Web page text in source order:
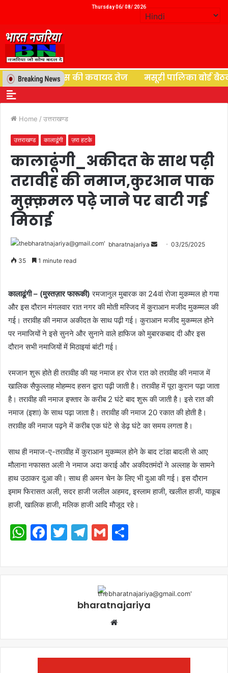
Thursday 06/ 08/ 2026
के पुनर्वास की कवायद तेज मसूरी पालिका बोर्ड बैठक
Home / उत्तराखण्ड
उत्तराखण्ड कालाढूंगी ज़रा हटके
कालाढूंगी_अकीदत के साथ पढ़ी
तरावीह की नमाज,कुरआन पाक
मुक़्क़मल पढ़े जाने पर बाटी गई
मिठाई
bharatnajariya 03/25/2025
35 1 minute read
कालाढूंगी – (मुस्तज़ार फारूकी) रमजानुल मुबारक का 24वां रोजा मुकम्मल हो गया
और इस दौरान मंगलवार रात नगर की मोती मस्जिद में कुराआन मजीद मुकम्मल की
गई। तरावीह की नमाज अकीदत के साथ पढ़ी गई। कुराआन मजीद मुकम्मल होने
पर नमाजियों ने इसे सुनने और सुनाने वाले हाफिज को मुबारकबाद दी और इस
दौरान सभी नमाजियों में मिठाइयां बांटी गई।
रमजान शुरू होते ही तरावीह की यह नमाज हर रोज रात को तरावीह की नमाज में
खालिक सैफुल्लाह मोहम्मद हसन द्वारा पढ़ी जाती है। तरावीह में पूरा कुरान पढ़ा जाता
है। तरावीह की नमाज इफ्तार के करीब 2 घंटे बाद शुरू की जाती है। इसे रात की
नमाज (इशा) के साथ पढ़ा जाता है। तरावीह की नमाज 20 रकात की होती है।
तरावीह की नमाज पढ़ने में करीब एक घंटे से डेढ़ घंटे का समय लगता है।
साथ ही नमाज-ए-तरावीह में कुराआन मुकम्मल होने के बाद टांडा बादली से आए
मौलाना नफासत अली ने नमाज अदा कराई और अकीदतमंदों ने अल्लाह के सामने
हाथ उठाकर दुआ की। साथ ही अमन चेन के लिए भी दुआ की गई। इस दौरान
इमाम फिरासत अली, सदर हाजी जलील अहमद, इस्लाम हाजी, खलील हाजी, याकूब
हाजी, खालिक हाजी, मलिक हाजी आदि मौजूद रहे।
WhatsApp
Facebook
Twitter
Telegram
Gmail
bharatnajariya